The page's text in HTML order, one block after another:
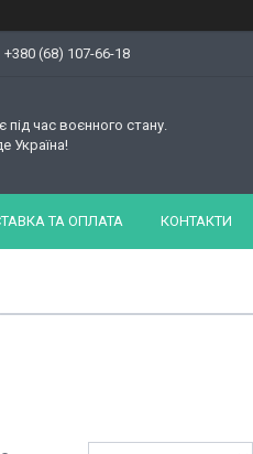
+380 (68) 107-66-18
час воєнного стану.
Україна!
ТА ОПЛАТА КОНТАКТИ